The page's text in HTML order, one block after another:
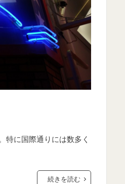
特に国際通りには数多く
続きを読む